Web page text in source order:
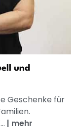
und
Geschenke für
| mehr